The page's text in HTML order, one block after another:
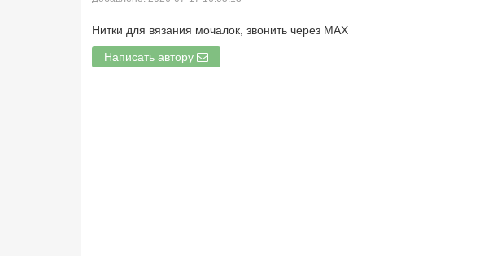
Нитки для вязания мочалок, звонить через MAX
Написать автору